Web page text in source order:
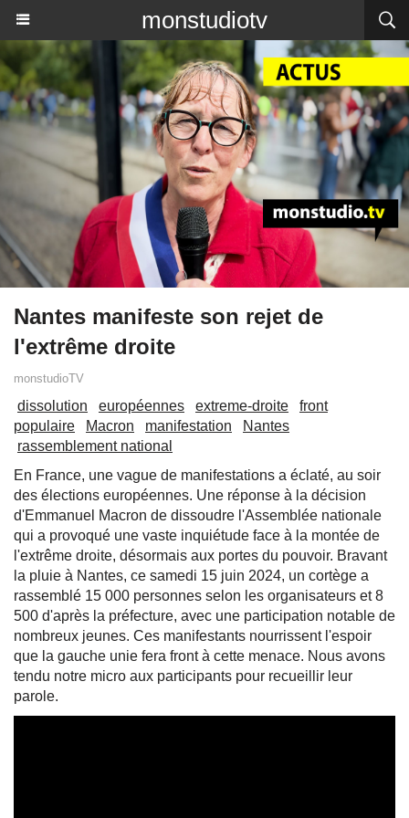
monstudiotv
Nantes manifeste son rejet de
l'extrême droite
monstudioTV
dissolution européennes extreme-droite
front
populaire
Macron manifestation
Nantes
rassemblement national
En France, une vague de manifestations a éclaté, au soir
des élections européennes. Une réponse à la décision
d'Emmanuel Macron de dissoudre l'Assemblée nationale
qui a provoqué une vaste inquiétude face à la montée de
l'extrême droite, désormais aux portes du pouvoir. Bravant
la pluie à Nantes, ce samedi 15 juin 2024, un cortège a
rassemblé 15 000 personnes selon les organisateurs et 8
500 d'après la préfecture, avec une participation notable de
nombreux jeunes. Ces manifestants nourrissent l'espoir
que la gauche unie fera front à cette menace. Nous avons
tendu notre micro aux participants pour recueillir leur
parole.